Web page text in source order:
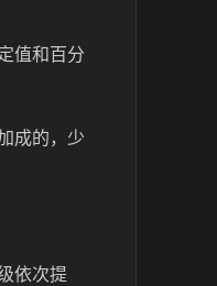
值和百分
成的，少
依次提